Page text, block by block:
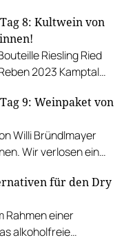
8: Kultwein von
Riesling Ried
2023 Kamptal
9: Weinpaket von
Willi Bründlmayer
Wir verlosen ein
für den Dry
Rahmen einer
alkoholfreie